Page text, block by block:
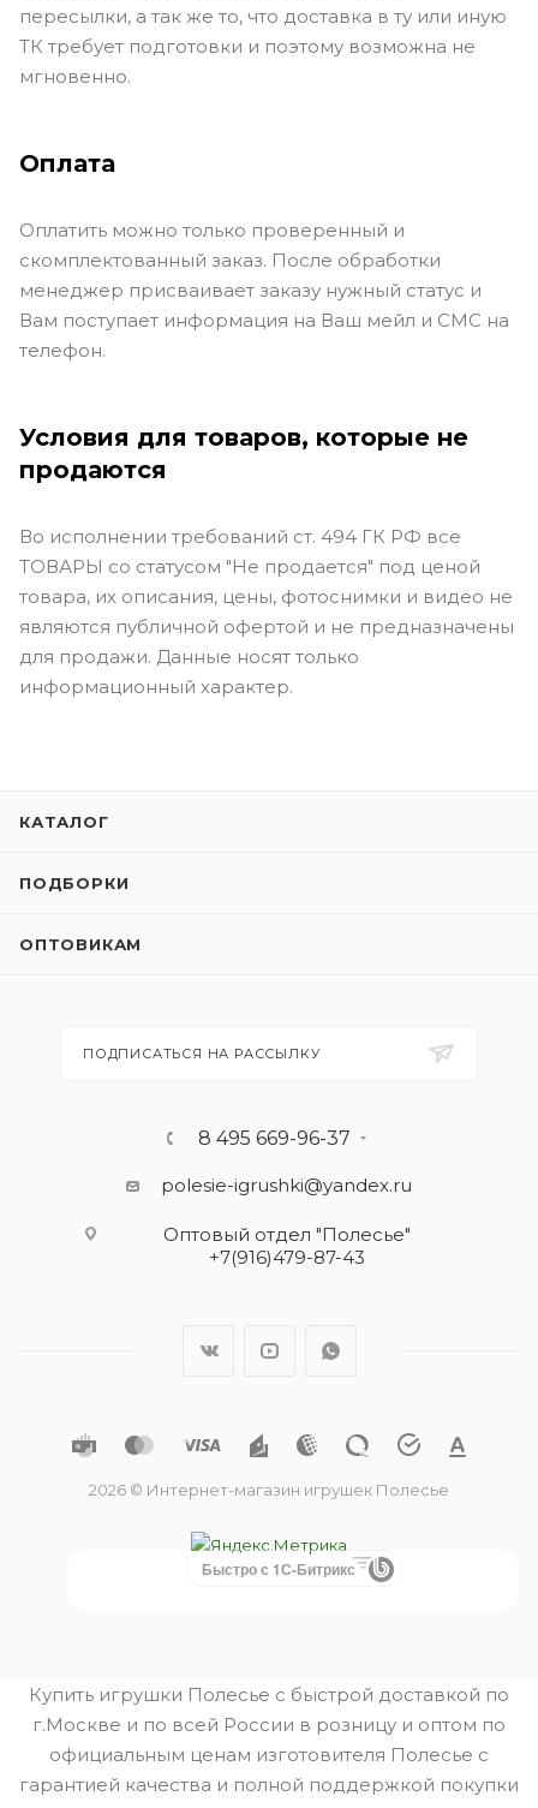
пересылки, а так же то, что доставка в ту или иную
ТК требует подготовки и поэтому возможна не
мгновенно.
Оплата
Оплатить можно только проверенный и
скомплектованный заказ. После обработки
менеджер присваивает заказу нужный статус и
Вам поступает информация на Ваш мейл и СМС на
телефон.
Условия для товаров, которые не
продаются
Во исполнении требований ст. 494 ГК РФ все
ТОВАРЫ со статусом "Не продается" под ценой
товара, их описания, цены, фотоснимки и видео не
являются публичной офертой и не предназначены
для продажи. Данные носят только
информационный характер.
КАТАЛОГ
ПОДБОРКИ
ОПТОВИКАМ
ПОДПИСАТЬСЯ НА РАССЫЛКУ
8 495 669-96-37
polesie-igrushki@yandex.ru
Оптовый отдел "Полесье"
+7(916)479-87-43
2026 © Интернет-магазин игрушек Полесье
Быстро с 1С-Битрикс
Купить игрушки Полесье с быстрой доставкой по
г.Москве и по всей России в розницу и оптом по
официальным ценам изготовителя Полесье с
гарантией качества и полной поддержкой покупки